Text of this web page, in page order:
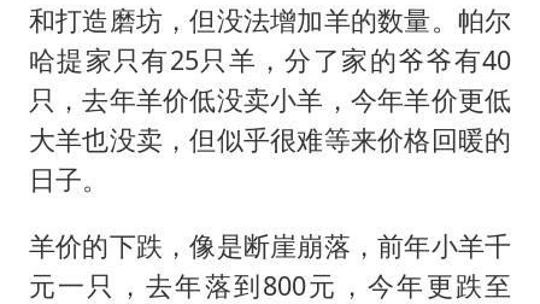
和打造磨坊，但没法增加羊的数量。帕尔
哈提家只有25只羊，分了家的爷爷有40
只，去年羊价低没卖小羊，今年羊价更低
大羊也没卖，但似乎很难等来价格回暖的
日子。
羊价的下跌，像是断崖崩落，前年小羊千
元一只，去年落到800元，今年更跌至